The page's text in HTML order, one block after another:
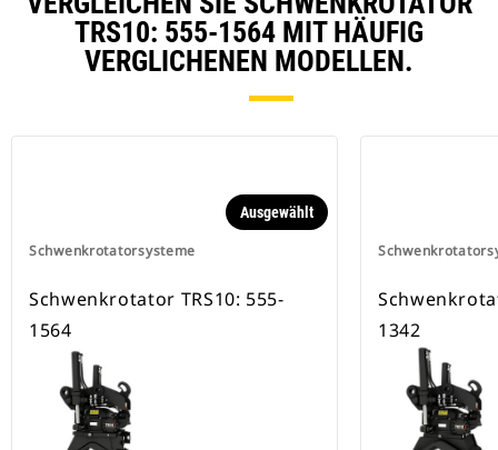
TRS10: 555-1564 MIT HÄUFIG
VERGLICHENEN MODELLEN.
Schwenkrotatorsysteme
Ausgewählt
Schwenkrotator TRS10: 555-
1564
1342